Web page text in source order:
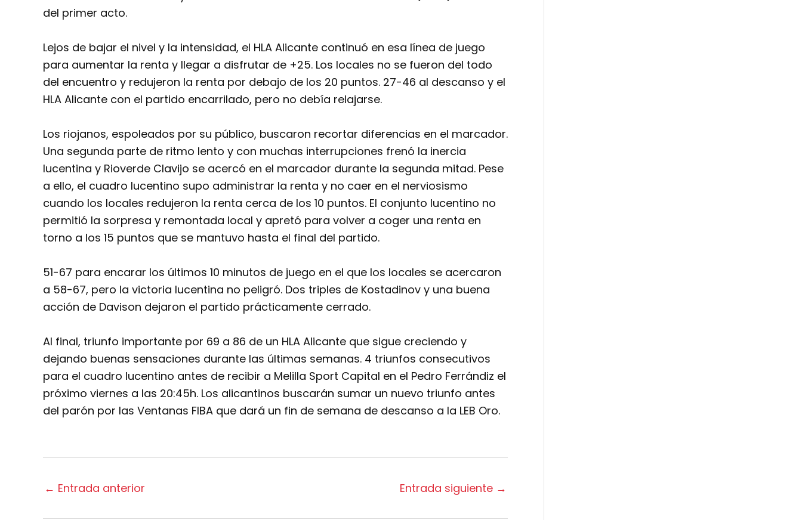
del primer acto.
Lejos de bajar el nivel y la intensidad, el HLA Alicante continuó en esa línea de juego
para aumentar la renta y llegar a disfrutar de +25. Los locales no se fueron del todo
del encuentro y redujeron la renta por debajo de los 20 puntos. 27-46 al descanso y el
HLA Alicante con el partido encarrilado, pero no debía relajarse.
Los riojanos, espoleados por su público, buscaron recortar diferencias en el marcador.
Una segunda parte de ritmo lento y con muchas interrupciones frenó la inercia
lucentina y Rioverde Clavijo se acercó en el marcador durante la segunda mitad. Pese
a ello, el cuadro lucentino supo administrar la renta y no caer en el nerviosismo
cuando los locales redujeron la renta cerca de los 10 puntos. El conjunto lucentino no
permitió la sorpresa y remontada local y apretó para volver a coger una renta en
torno a los 15 puntos que se mantuvo hasta el final del partido.
51-67 para encarar los últimos 10 minutos de juego en el que los locales se acercaron
a 58-67, pero la victoria lucentina no peligró. Dos triples de Kostadinov y una buena
acción de Davison dejaron el partido prácticamente cerrado.
Al final, triunfo importante por 69 a 86 de un HLA Alicante que sigue creciendo y
dejando buenas sensaciones durante las últimas semanas. 4 triunfos consecutivos
para el cuadro lucentino antes de recibir a Melilla Sport Capital en el Pedro Ferrándiz el
próximo viernes a las 20:45h. Los alicantinos buscarán sumar un nuevo triunfo antes
del parón por las Ventanas FIBA que dará un fin de semana de descanso a la LEB Oro.
← Entrada anterior Entrada siguiente →